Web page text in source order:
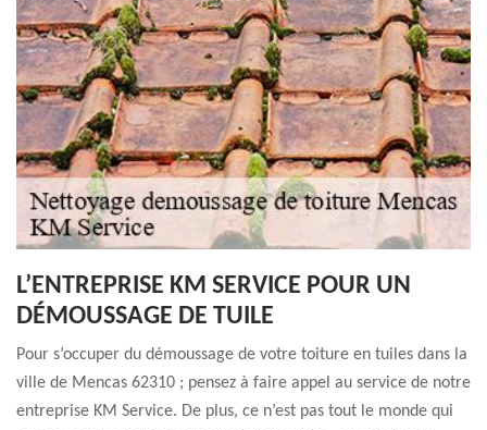
L’ENTREPRISE KM SERVICE POUR UN
DÉMOUSSAGE DE TUILE
Pour s’occuper du démoussage de votre toiture en tuiles dans la
ville de Mencas 62310 ; pensez à faire appel au service de notre
entreprise KM Service. De plus, ce n’est pas tout le monde qui